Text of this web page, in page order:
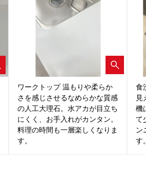
ワークトップ 温もりや柔らか
さを感じさせるなめらかな質感
の人工大理石。水アカが目立ち
にくく、お手入れがカンタン。
料理の時間も一層楽しくなりま
す。
食
見
機
て
ン
す。